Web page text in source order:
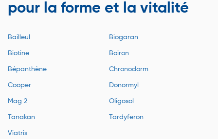
pour la forme et la vitalité
Bailleul Biogaran
Biotine Boiron
Bépanthène Chronodorm
Cooper Donormyl
Mag 2 Oligosol
Tanakan Tardyferon
Viatris